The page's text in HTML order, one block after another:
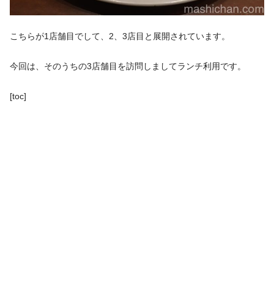
こちらが1店舗目でして、2、3店目と展開されています。
今回は、そのうちの3店舗目を訪問しましてランチ利用です。
[toc]